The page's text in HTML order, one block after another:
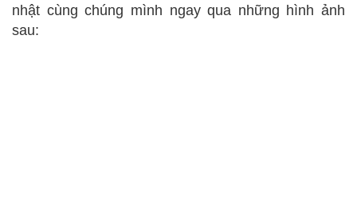
nhật cùng chúng mình ngay qua những hình ảnh
sau: